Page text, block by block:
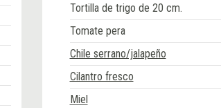
Tortilla de trigo de 20 cm.
Tomate pera
Chile serrano/jalapeño
Cilantro fresco
Miel